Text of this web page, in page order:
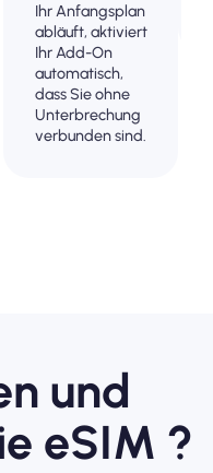
Ihr Anfangsplan
abläuft, aktiviert
Ihr Add-On
automatisch,
dass Sie ohne
Unterbrechung
verbunden sind.
und
eSIM ?